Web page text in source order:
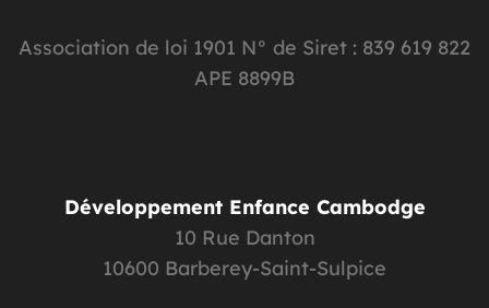
Association de loi 1901 N° de Siret : 839 619 822
APE 8899B
Développement Enfance Cambodge
10 Rue Danton
10600 Barberey-Saint-Sulpice